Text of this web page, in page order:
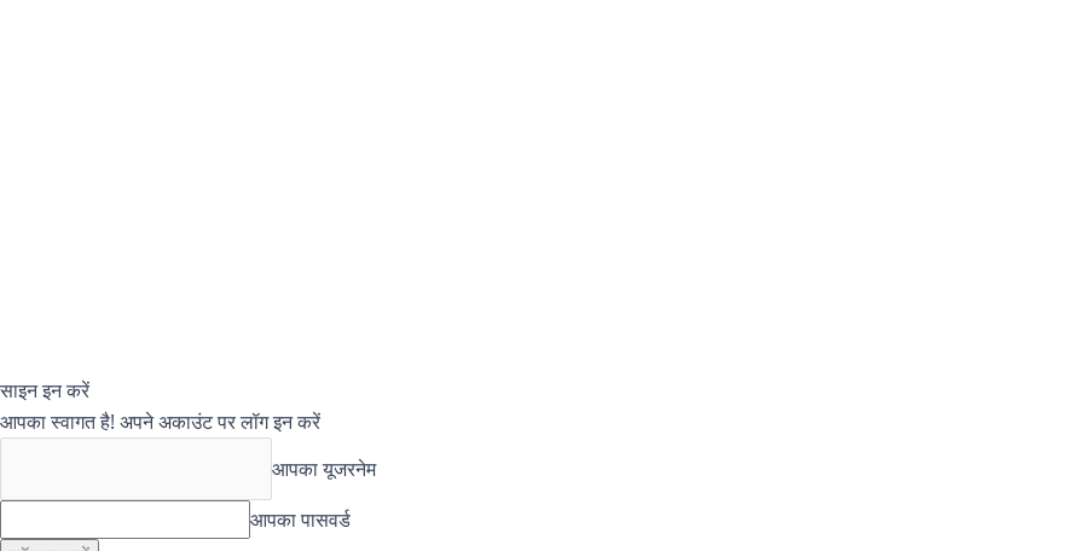
साइन इन करें
आपका स्वागत है! अपने अकाउंट पर लॉग इन करें
आपका यूजरनेम
आपका पासवर्ड